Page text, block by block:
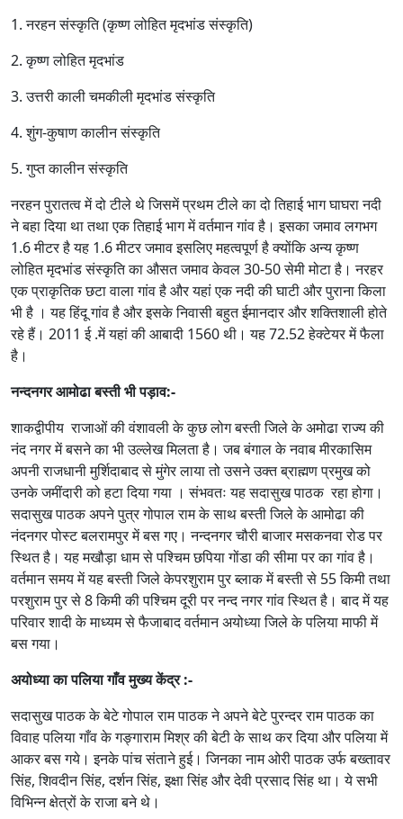
1. नरहन संस्कृति (कृष्ण लोहित मृदभांड संस्कृति)
2. कृष्ण लोहित मृदभांड
3. उत्तरी काली चमकीली मृदभांड संस्कृति
4. शुंग-कुषाण कालीन संस्कृति
5. गुप्त कालीन संस्कृति
नरहन पुरातत्व में दो टीले थे जिसमें प्रथम टीले का दो तिहाई भाग घाघरा नदी
ने बहा दिया था तथा एक तिहाई भाग में वर्तमान गांव है। इसका जमाव लगभग
1.6 मीटर है यह 1.6 मीटर जमाव इसलिए महत्वपूर्ण है क्योंकि अन्य कृष्ण
लोहित मृदभांड संस्कृति का औसत जमाव केवल 30-50 सेमी मोटा है। नरहर
एक प्राकृतिक छटा वाला गांव है और यहां एक नदी की घाटी और पुराना किला
भी है । यह हिंदू गांव है और इसके निवासी बहुत ईमानदार और शक्तिशाली होते
रहे हैं। 2011 ई .में यहां की आबादी 1560 थी। यह 72.52 हेक्टेयर में फैला
है।
नन्दनगर आमोढा बस्ती भी पड़ाव:-
शाकद्वीपीय राजाओं की वंशावली के कुछ लोग बस्ती जिले के अमोढा राज्य की
नंद नगर में बसने का भी उल्लेख मिलता है। जब बंगाल के नवाब मीरकासिम
अपनी राजधानी मुर्शिदाबाद से मुंगेर लाया तो उसने उक्त ब्राह्मण प्रमुख को
उनके जमींदारी को हटा दिया गया । संभवतः यह सदासुख पाठक रहा होगा।
सदासुख पाठक अपने पुत्र गोपाल राम के साथ बस्ती जिले के आमोढा की
नंदनगर पोस्ट बलरामपुर में बस गए। नन्दनगर चौरी बाजार मसकनवा रोड पर
स्थित है। यह मखौड़ा धाम से पश्चिम छपिया गोंडा की सीमा पर का गांव है।
वर्तमान समय में यह बस्ती जिले केपरशुराम पुर ब्लाक में बस्ती से 55 किमी तथा
परशुराम पुर से 8 किमी की पश्चिम दूरी पर नन्द नगर गांव स्थित है। बाद में यह
परिवार शादी के माध्यम से फैजाबाद वर्तमान अयोध्या जिले के पलिया माफी में
बस गया।
अयोध्या का पलिया गाँव मुख्य केंद्र :-
सदासुख पाठक के बेटे गोपाल राम पाठक ने अपने बेटे पुरन्दर राम पाठक का
विवाह पलिया गाँव के गङ्गाराम मिश्र की बेटी के साथ कर दिया और पलिया में
आकर बस गये। इनके पांच संताने हुई। जिनका नाम ओरी पाठक उर्फ बख्तावर
सिंह, शिवदीन सिंह, दर्शन सिंह, इक्षा सिंह और देवी प्रसाद सिंह था। ये सभी
विभिन्न क्षेत्रों के राजा बने थे।